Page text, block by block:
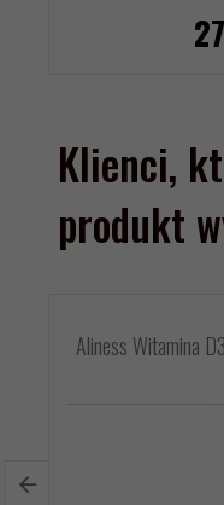
Klienci,
produkt
Aliness Witamina